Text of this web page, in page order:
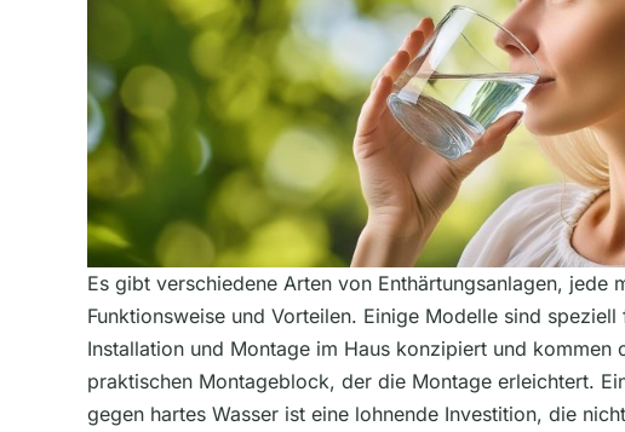
Es gibt verschiedene Arten von Enthärtungsanlagen, jede
Funktionsweise und Vorteilen. Einige Modelle sind
Installation und Montage im Haus konzipiert und kommen
praktischen Montageblock, der die Montage erleichtert.
gegen hartes Wasser ist eine lohnende Investition, die